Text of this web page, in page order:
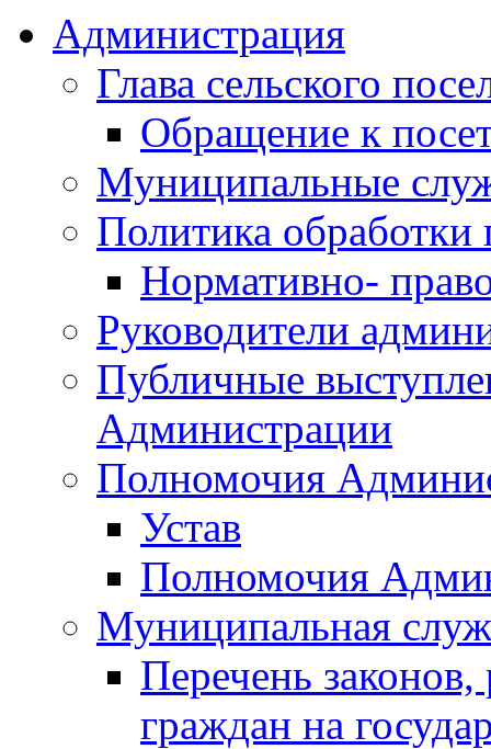
Администрация
Глава сельского
Обращение к
Муниципальные
Политика
Нормативно-
Руководители
Публичные
Администрации
Полномочия
Устав
Полномочия
Муниципальная
Перечень
граждан на